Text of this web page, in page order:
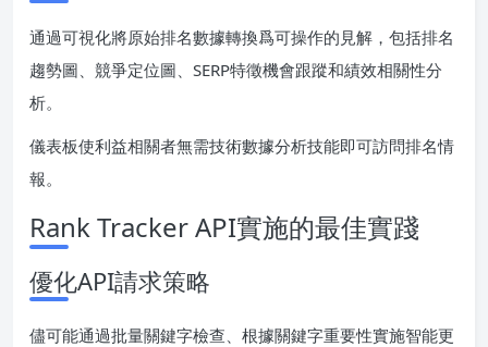
通過可視化將原始排名數據轉換爲可操作的見解，包括排名
趨勢圖、競爭定位圖、SERP特徵機會跟蹤和績效相關性分
析。
儀表板使利益相關者無需技術數據分析技能即可訪問排名情
報。
Rank Tracker API實施的最佳實踐
優化API請求策略
儘可能通過批量關鍵字檢查、根據關鍵字重要性實施智能更